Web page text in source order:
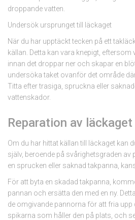
droppande vatten.
Undersök ursprunget till läckaget
När du har upptäckt tecken på ett
källan. Detta kan vara knepigt,
innan det droppar ner och skapar en
undersöka taket ovanför det område
Titta efter trasiga, spruckna eller
vattenskador.
Reparation av läckaget
Om du har hittat källan till läckaget kan
själv, beroende på svårighetsgraden av
en sprucken eller saknad takpanna,
För att byta en skadad takpanna,
pannan och ersätta den med en ny.
de omgivande pannorna för att fria upp
spikarna som håller den på plats, och